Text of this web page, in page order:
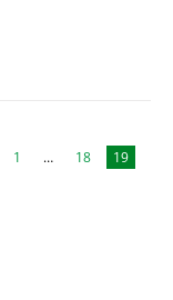
1 … 18 19